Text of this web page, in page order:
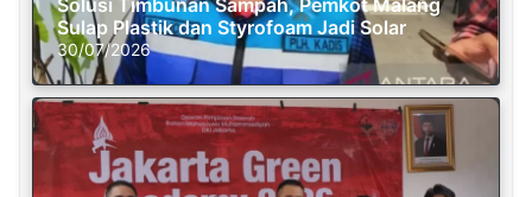
Solusi Timbunan Sampah, Pemkot Malang
Sulap Plastik dan Styrofoam Jadi Solar
30/07/2026